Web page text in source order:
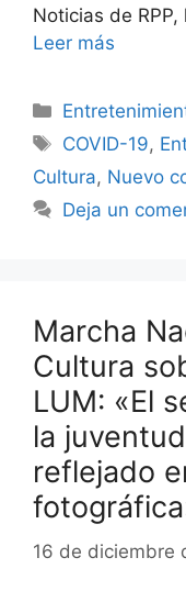
Noticias de
Leer más
Categorías
Etiquetas
COVID-19,
Cultura, Nuevo
Deja un
Marcha
Cultura
LUM: «El
la
reflejado
16 de diciembre